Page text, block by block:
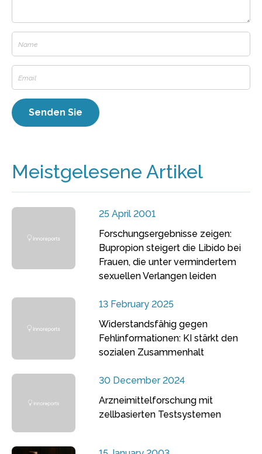
Meistgelesene Artikel
25 April 2001
Forschungsergebnisse zeigen:
Bupropion steigert die Libido bei
Frauen, die unter vermindertem
sexuellen Verlangen leiden
13 February 2025
Widerstandsfähig gegen
Fehlinformationen: KI stärkt den
sozialen Zusammenhalt
30 December 2024
Arzneimittelforschung mit
zellbasierten Testsystemen